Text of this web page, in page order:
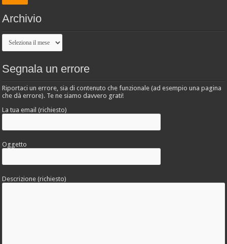
Archivio
Archivio
Segnala un errore
Riportaci un errore, sia di contenuto che funzionale (ad esempio una pagina
che dà errore). Te ne siamo davvero grati!
La tua email (richiesto)
Oggetto
Descrizione (richiesto)